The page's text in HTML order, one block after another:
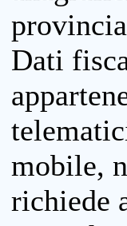
Dati
mobile,
richiede